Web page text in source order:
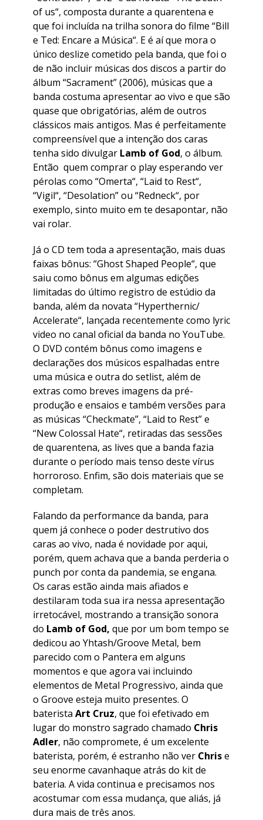
of us“, composta durante a quarentena e
que foi incluída na trilha sonora do filme “Bill
e Ted: Encare a Música“. E é aí que mora o
único deslize cometido pela banda, que foi o
de não incluir músicas dos discos a partir do
álbum “Sacrament” (2006), músicas que a
banda costuma apresentar ao vivo e que são
quase que obrigatórias, além de outros
clássicos mais antigos. Mas é perfeitamente
compreensível que a intenção dos caras
tenha sido divulgar Lamb of God, o álbum.
Então quem comprar o play esperando ver
pérolas como “Omerta“, “Laid to Rest“,
“Vigil“, “Desolation” ou “Redneck“, por
exemplo, sinto muito em te desapontar, não
vai rolar.
Já o CD tem toda a apresentação, mais duas
faixas bônus: “Ghost Shaped People“, que
saiu como bônus em algumas edições
limitadas do último registro de estúdio da
banda, além da novata “Hyperthernic/
Accelerate“, lançada recentemente como lyric
video no canal oficial da banda no YouTube.
O DVD contém bônus como imagens e
declarações dos músicos espalhadas entre
uma música e outra do setlist, além de
extras como breves imagens da pré-
produção e ensaios e também versões para
as músicas “Checkmate”, “Laid to Rest” e
“New Colossal Hate“, retiradas das sessões
de quarentena, as lives que a banda fazia
durante o período mais tenso deste vírus
horroroso. Enfim, são dois materiais que se
completam.
Falando da performance da banda, para
quem já conhece o poder destrutivo dos
caras ao vivo, nada é novidade por aqui,
porém, quem achava que a banda perderia o
punch por conta da pandemia, se engana.
Os caras estão ainda mais afiados e
destilaram toda sua ira nessa apresentação
irretocável, mostrando a transição sonora
do Lamb of God, que por um bom tempo se
dedicou ao Yhtash/Groove Metal, bem
parecido com o Pantera em alguns
momentos e que agora vai incluindo
elementos de Metal Progressivo, ainda que
o Groove esteja muito presentes. O
baterista Art Cruz, que foi efetivado em
lugar do monstro sagrado chamado Chris
Adler, não compromete, é um excelente
baterista, porém, é estranho não ver Chrise
seu enorme cavanhaque atrás do kit de
bateria. A vida continua e precisamos nos
acostumar com essa mudança, que aliás, já
dura mais de três anos.